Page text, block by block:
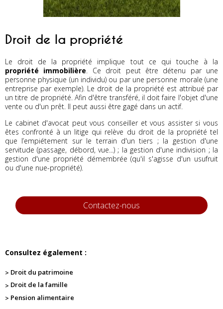
Droit de la propriété
Le droit de la propriété implique tout ce qui touche à la
propriété immobilière . Ce droit peut être détenu par une
personne physique (un individu) ou par une personne morale (une
entreprise par exemple). Le droit de la propriété est attribué par
un titre de propriété. Afin d'être transféré, il doit faire l'objet d'une
vente ou d'un prêt. Il peut aussi être gagé dans un actif.
Le cabinet d'avocat peut vous conseiller et vous assister si vous
êtes confronté à un litige qui relève du droit de la propriété tel
que l’empiétement sur le terrain d'un tiers ; la gestion d'une
servitude (passage, débord, vue...) ; la gestion d'une indivision ; la
gestion d'une propriété démembrée (qu'il s'agisse d'un usufruit
ou d'une nue-propriété).
Contactez-nous
Consultez également :
Droit du patrimoine
Droit de la famille
Pension alimentaire